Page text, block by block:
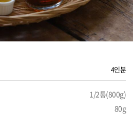
4인분
1/2통(800g)
80g